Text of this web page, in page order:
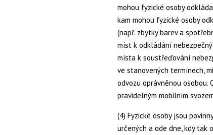
mohou fyzické osoby
kam mohou fyzické osoby
(např. zbytky barev a
míst k odkládání
místa k soustřeďování
ve stanovených termínech,
odvozu oprávněnou
pravidelným mobilním
(4) Fyzické osoby jsou
určených a ode dne, kdy tak